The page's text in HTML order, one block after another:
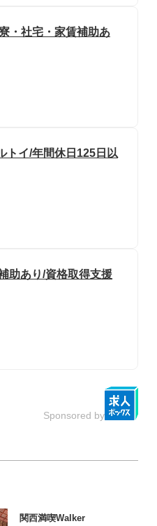
・社宅・家賃補助あ
トイ/年間休日125日以
助あり/資格取得支援
Sponsored by
関西満喫Walker